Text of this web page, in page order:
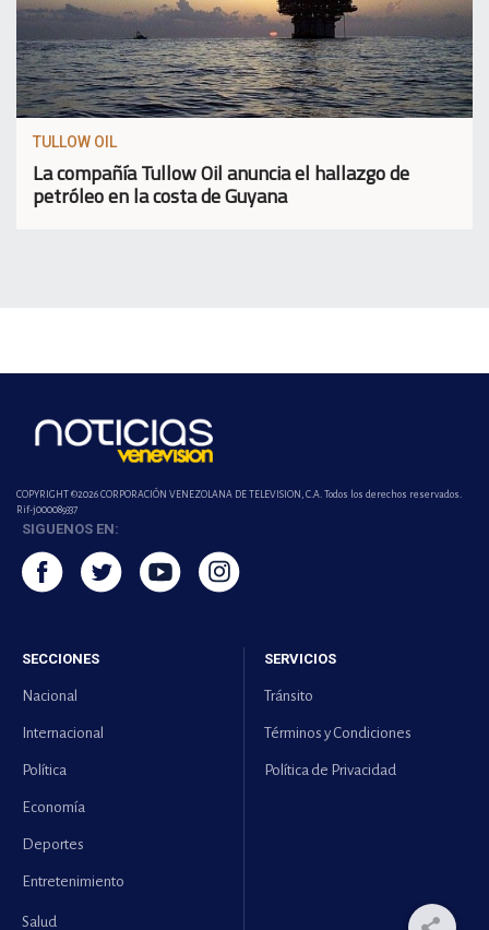
TULLOW OIL
La compañía Tullow Oil anuncia el hallazgo de
petróleo en la costa de Guyana
COPYRIGHT ©2026 CORPORACIÓN VENEZOLANA DE TELEVISION, C.A. Todos los derechos reservados.
Rif-j000089337
SIGUENOS EN:
SECCIONES
Nacional
Internacional
Política
Economía
Deportes
Entretenimiento
Salud
SERVICIOS
Tránsito
Términos y Condiciones
Política de Privacidad